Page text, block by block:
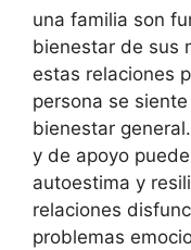
una familia son
bienestar de sus
estas relaciones
persona se
bienestar
y de apoyo
autoestima y
relaciones
problemas